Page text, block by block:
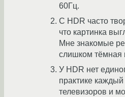
60Гц.
С HDR часто
что картинка
Мне знакомые
слишком тёмная
У HDR нет
практике
телевизоров и